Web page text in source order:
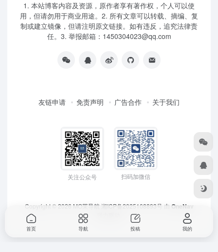
1. 本站博客内容及资源，原作者享有著作权，个人可以使
用，但请勿用于商业用途。2. 所有文章可以转载、摘编、复
制或建立镜像，但请注明原文链接。如有违反，追究法律责
任。3. 举报邮箱：1450304023@qq.com
友链申请 免责声明 广告合作 关于我们
关注公众号 扫码加微信
Copyright © 2026 MO茉导航 湘ICP备2025108893号 由 OneNav
首页 导航 投稿 我的